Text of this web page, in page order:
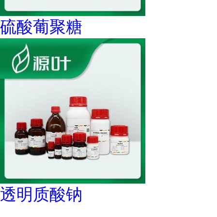
硫酸葡聚糖
透明质酸钠